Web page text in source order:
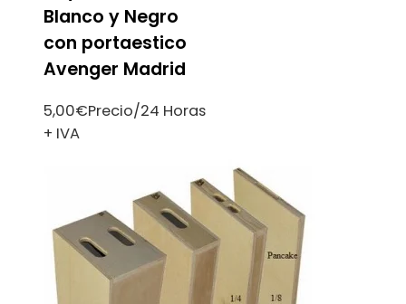
Blanco y Negro
con portaestico
Avenger Madrid
5,00€Precio/24 Horas
+ IVA